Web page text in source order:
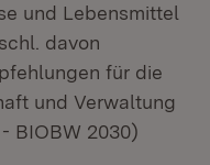
und Lebensmittel
davon
für die
und Verwaltung
BIOBW 2030)